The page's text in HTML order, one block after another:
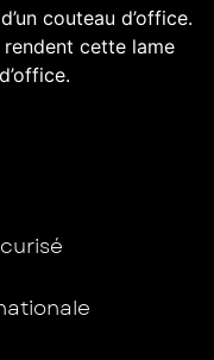
couteau d’office.
rendent cette lame